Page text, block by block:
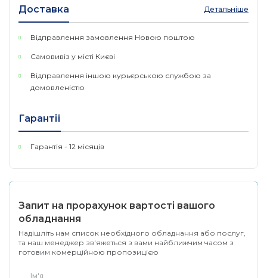
виконання. Вони мають Tx / Rx світлодіодну індикацію
віх послідовних портів на лицьовій панелі і male DB9
16 / 1650-16 встановлювати їх в стандартні 19 " стійки і
спрощувати обслуговування та адміністрування.
особливості
plug and play підключення
Не вимагає додатковий I/O або IRQ
Вбудована 15 KV ESD Surge Protection
Підтримка USB 2.0, до 480 Mbps
IP30 металевий корпус
Підтримка живлення через порт або зовнішнє
Доставка Детальніше
Відправлення замовлення Новою поштою
Самовивіз у місті Києві
Відправлення іншою курьєрською службою за
домовленістю
Гарантії
Гарантія - 12 місяців
Запит на прорахунок вартості вашого
обладнання
Надішліть нам список необхідного обладнання або послуг,
та наш менеджер зв'яжеться з вами найближчим часом з
готовим комерційною пропозицією